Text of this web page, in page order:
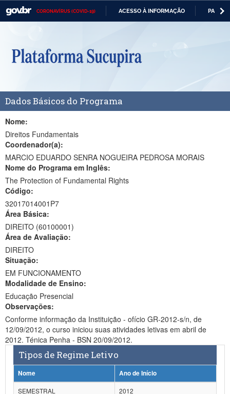
CORONAVÍRUS (COVID-19) ACESSO À INFORMAÇÃO
Casa Civil
Ministério da Defesa
Ministério da Economia
Ministério da Infraestrutura
Ministério da Educação
Ministério da Cidadania
Ministério da Saúde
Ministério da Ciência, Tecnologia, Inovações e Comunicações
Ministério do Meio Ambiente
Ministério do Turismo
Ministério do Desenvolvimento Regional
Controladoria-Geral da União
Ministério da Mulher, da Família e dos Direitos Humanos
Secretaria-Geral
Dados Básicos do Programa
Nome:
Direitos Fundamentais
Coordenador(a):
MARCIO EDUARDO SENRA NOGUEIRA PEDROSA MORAIS
Nome do Programa em Inglês:
The Protection of Fundamental Rights
Código:
32017014001P7
Área Básica:
DIREITO (60100001)
Área de Avaliação:
DIREITO
Situação:
EM FUNCIONAMENTO
Modalidade de Ensino:
Educação Presencial
Observações:
Conforme informação da Instituição - ofício GR-2012-s/n, de
12/09/2012, o curso iniciou suas atividades letivas em abril de
2012. Ténica Penha - BSN 20/09/2012.
Tipos de Regime Letivo
Nome
Ano de Início
SEMESTRAL
2012